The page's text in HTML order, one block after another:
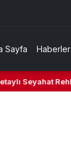
Sayfa Haberler
Seyahat Rehberi